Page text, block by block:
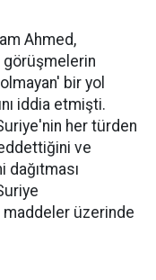
Ahmed,
görüşmelerin
bir yol
iddia etmişti.
her türden
ve
dağıtması
maddeler üzerinde